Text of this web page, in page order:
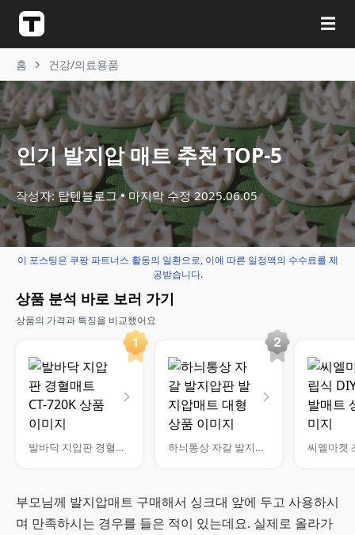
☰
홈 건강/의료용품
인기 발지압 매트 추천 TOP-5
작성자: 탑텐블로그 마지막 수정2025.06.05
이 포스팅은 쿠팡 파트너스 활동의 일환으로, 이에 따른 일정액의 수수료를 제
공받습니다.
상품 분석 바로 보러 가기
상품의 가격과 특징을 비교했어요
발바닥 지압판 경혈매트 CT-720K 하늬통상 자갈 발지압판 발지압매트 대형
부모님께 발지압매트 구매해서 싱크대 앞에 두고 사용하시
며 만족하시는 경우를 들은 적이 있는데요. 실제로 올라가